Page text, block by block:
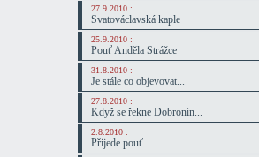
27.9.2010 :
Svatováclavská kaple
25.9.2010 :
Pouť Anděla Strážce
31.8.2010 :
Je stále co objevovat...
27.8.2010 :
Když se řekne Dobronín...
2.8.2010 :
Přijede pouť...